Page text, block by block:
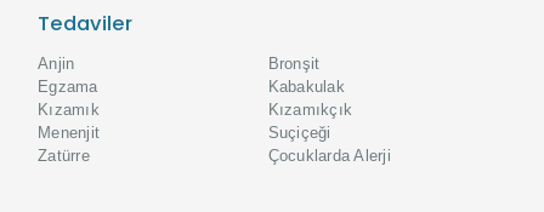
Tedaviler
Anjin
Bronşit
Egzama
Kabakulak
Kızamık
Kızamıkçık
Menenjit
Suçiçeği
Zatürre
Çocuklarda Alerji